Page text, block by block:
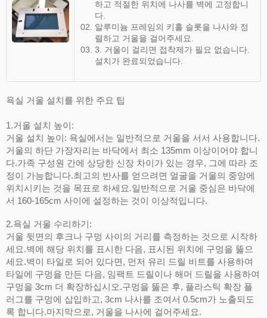
하고 적절한 위치에 나사를 벽에 고정합니
다.
알루미늄 프레임의 키홀 슬롯을 나사와 정
렬하고 거울을 걸어주세요.
3. 거울이 걸리면 접착제가 필요 없습니다.
설치가 완료되었습니다.
욕실 거울 설치를 위한 주요 팁
1.거울 설치 높이:
거울 설치 높이: 욕실에서는 일반적으로 거울을 서서 사용합니다.
거울의 하단 가장자리는 바닥에서 최소 135mm 이상이어야 합니
다.가족 구성원 간에 상당한 신장 차이가 있는 경우, 그에 따라 조
정이 가능합니다.최고의 반사를 얻으려면 얼굴을 거울의 중앙에
위치시키는 것을 목표로 하세요.일반적으로 거울 중심은 바닥에
서 160-165cm 사이에 설정하는 것이 이상적입니다.
2.욕실 거울 수리하기:
거울 뒷면의 후크나 구멍 사이의 거리를 측정하는 것으로 시작하
세요.벽에 해당 위치를 표시한 다음, 표시된 위치에 구멍을 뚫으
세요.벽이 타일로 되어 있다면, 먼저 유리 드릴 비트를 사용하여
타일에 구멍을 만든 다음, 임팩트 드릴이나 해머 드릴을 사용하여
구멍을 3cm 더 확장하십시오.구멍을 뚫은 후, 플라스틱 확장 플
러그를 구멍에 삽입하고, 3cm 나사를 조여서 0.5cm가 노출되도
록 합니다.마지막으로, 거울을 나사에 걸어주세요.